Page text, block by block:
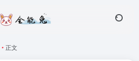
• 正文